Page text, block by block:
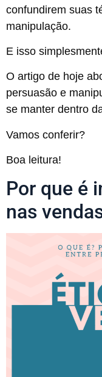
confundirem suas
manipulação.
E isso
O artigo de hoje
persuasão e
se manter dentro
Vamos conferir?
Boa leitura!
Por que é
nas